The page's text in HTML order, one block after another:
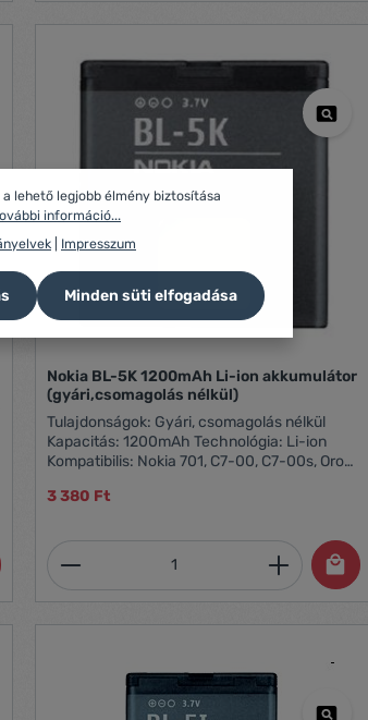
a kívánt mennyiséget,
Nokia BL-5K 1200mAh Li-ion akkumulátor
(gyári,csomagolás nélkül)
Tulajdonságok: Gyári, csomagolás nélkül
Kapacitás: 1200mAh Technológia: Li-ion
Kompatibilis: Nokia 701, C7-00, C7-00s, Oro
3 380 Ft
Termékmennyiség: Adja
lehető legjobb élmény biztosítása
információ...
Impresszum
Minden süti elfogadása